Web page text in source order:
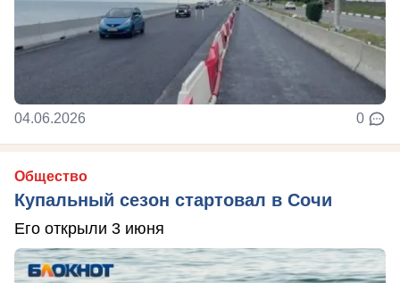
04.06.2026 0
Общество
Купальный сезон стартовал в Сочи
Его открыли 3 июня